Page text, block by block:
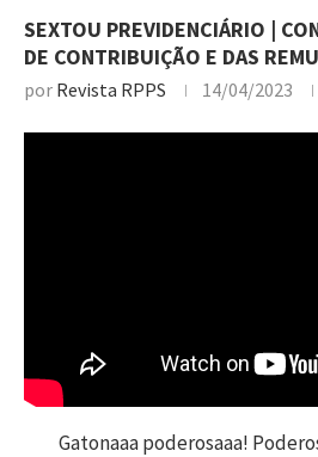
SEXTOU PREVIDENCIÁRIO |
DE CONTRIBUIÇÃO E DAS
por Revista RPPS 14/04/2023
Gatonaaa poderosaaa!